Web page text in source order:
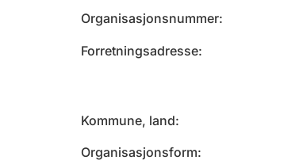
Organisasjonsnummer
Forretningsadresse
Kommune, land
Organisasjonsform